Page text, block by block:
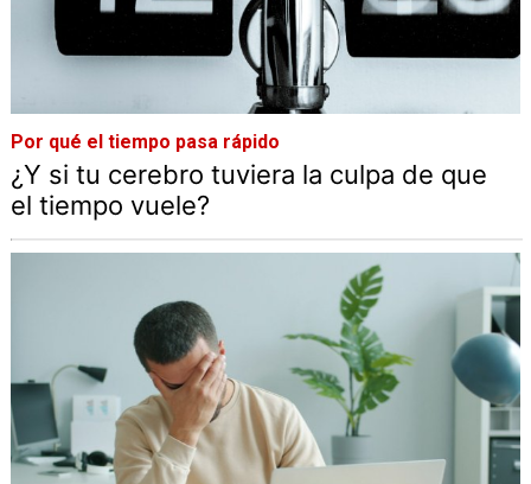
Por qué el tiempo pasa rápido
¿Y si tu cerebro tuviera la culpa de que
el tiempo vuele?